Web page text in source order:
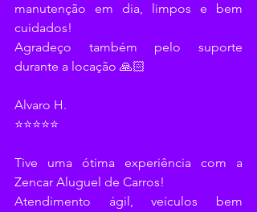
manutenção em dia, limpos e bem
cuidados!
Agradeço também pelo suporte
durante a locação 🙏🏻
Alvaro H.
⭐⭐⭐⭐⭐
Tive uma ótima experiência com a
Zencar Aluguel de Carros!
Atendimento ágil, veículos bem